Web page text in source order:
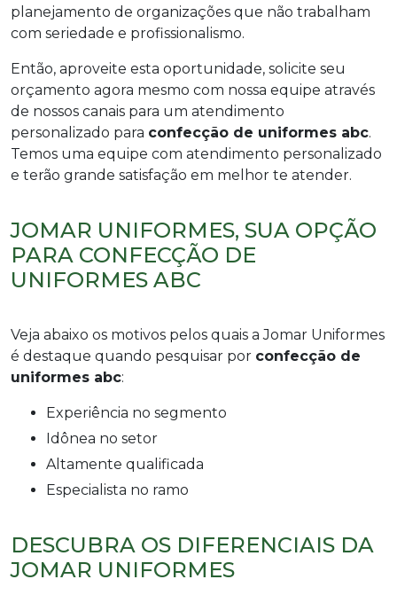
planejamento de organizações que não trabalham
com seriedade e profissionalismo.
Então, aproveite esta oportunidade, solicite seu
orçamento agora mesmo com nossa equipe através
de nossos canais para um atendimento
personalizado para confecção de uniformes abc.
Temos uma equipe com atendimento personalizado
e terão grande satisfação em melhor te atender.
JOMAR UNIFORMES, SUA OPÇÃO
PARA CONFECÇÃO DE
UNIFORMES ABC
Veja abaixo os motivos pelos quais a Jomar Uniformes
é destaque quando pesquisar por confecção de
uniformes abc:
experiência no segmento
idônea no setor
altamente qualificada
especialista no ramo
DESCUBRA OS DIFERENCIAIS DA
JOMAR UNIFORMES